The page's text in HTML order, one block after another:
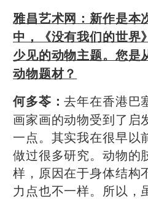
雅昌艺术网：新作是本
中，《没有我们的世界
少见的动物主题。您是
动物题材？
何多苓：去年在香港巴
画家画的动物受到了启
一点。 其实我在很早以
做过很多研究。动物的
样，原因在于身体结构
力点也不一样。所以，